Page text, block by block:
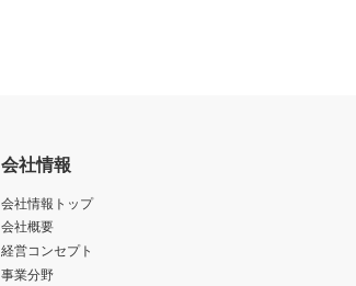
会社情報
会社情報トップ
会社概要
経営コンセプト
事業分野